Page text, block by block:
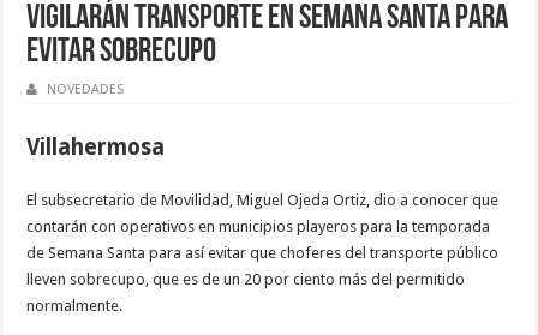
Vigilarán transporte en Semana Santa para
evitar sobrecupo
NOVEDADES
Villahermosa
El subsecretario de Movilidad, Miguel Ojeda Ortiz, dio a conocer que
contarán con operativos en municipios playeros para la temporada
de Semana Santa para así evitar que choferes del transporte público
lleven sobrecupo, que es de un 20 por ciento más del permitido
normalmente.